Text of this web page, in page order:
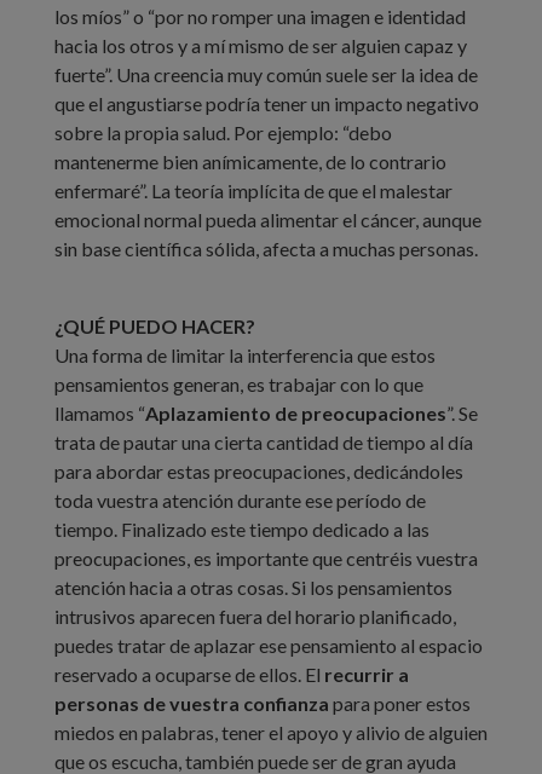
los míos” o “por no romper una imagen e identidad
hacia los otros y a mí mismo de ser alguien capaz y
fuerte”. Una creencia muy común suele ser la idea de
que el angustiarse podría tener un impacto negativo
sobre la propia salud. Por ejemplo: “debo
mantenerme bien anímicamente, de lo contrario
enfermaré”. La teoría implícita de que el malestar
emocional normal pueda alimentar el cáncer, aunque
sin base científica sólida, afecta a muchas personas.
¿QUÉ PUEDO HACER?
Una forma de limitar la interferencia que estos
pensamientos generan, es trabajar con lo que
llamamos “Aplazamiento de preocupaciones”. Se
trata de pautar una cierta cantidad de tiempo al día
para abordar estas preocupaciones, dedicándoles
toda vuestra atención durante ese período de
tiempo. Finalizado este tiempo dedicado a las
preocupaciones, es importante que centréis vuestra
atención hacia a otras cosas. Si los pensamientos
intrusivos aparecen fuera del horario planificado,
puedes tratar de aplazar ese pensamiento al espacio
reservado a ocuparse de ellos. El recurrir a
personas de vuestra confianza para poner estos
miedos en palabras, tener el apoyo y alivio de alguien
que os escucha, también puede ser de gran ayuda